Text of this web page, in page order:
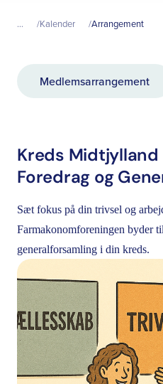
... Kalender Arrangement
Medlemsarrangement
Kreds
Foredrag og
Sæt fokus på din trivsel og
Farmakonomforeningen byder
generalforsamling i din kreds.